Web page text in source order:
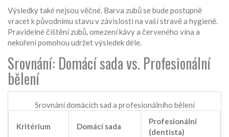
Výsledky také nejsou věčné. Barva zubů se bude postupně
vracet k původnímu stavu v závislosti na vaší stravě a hygieně.
Pravidelné čištění zubů, omezení kávy a červeného vína a
nekuření pomohou udržet výsledek déle.
Srovnání: Domácí sada vs. Profesionální
bělení
Srovnání domácích sad a profesionálního bělení
Kritérium Domácí sada
Profesionální
(dentista)